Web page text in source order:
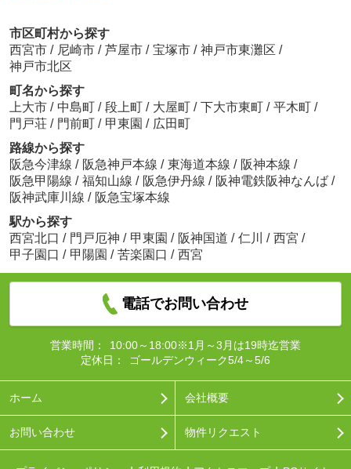
市区町村から探す
西宮市 / 尼崎市 / 芦屋市 / 宝塚市 / 神戸市東灘区 /
神戸市北区
町名から探す
上大市 / 中島町 / 段上町 / 大屋町 / 下大市東町 / 平木町 /
門戸荘 / 門前町 / 甲東園 / 広田町
路線から探す
阪急今津線 / 阪急神戸本線 / 東海道本線 / 阪神本線 /
阪急甲陽線 / 福知山線 / 阪急伊丹線 / 阪神電鉄阪神なんば /
阪神武庫川線 / 阪急宝塚本線
駅から探す
西宮北口 / 門戸厄神 / 甲東園 / 阪神国道 / 仁川 / 西宮 /
甲子園口 / 甲陽園 / 苦楽園口 / 西宮
電話でお問い合わせ
営業時間：
10:00～18:00※1月～3月は19時迄営業
定休日：
ゴールデンウィーク5/4～5/6
ホーム 会社概要
お問い合わせ 物件リクエスト